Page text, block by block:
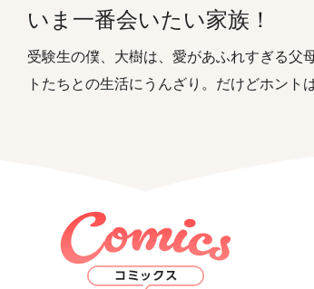
いま一番会いたい家族！
受験生の僕、大樹は、愛があふれすぎる父
トたちとの生活にうんざり。だけどホント